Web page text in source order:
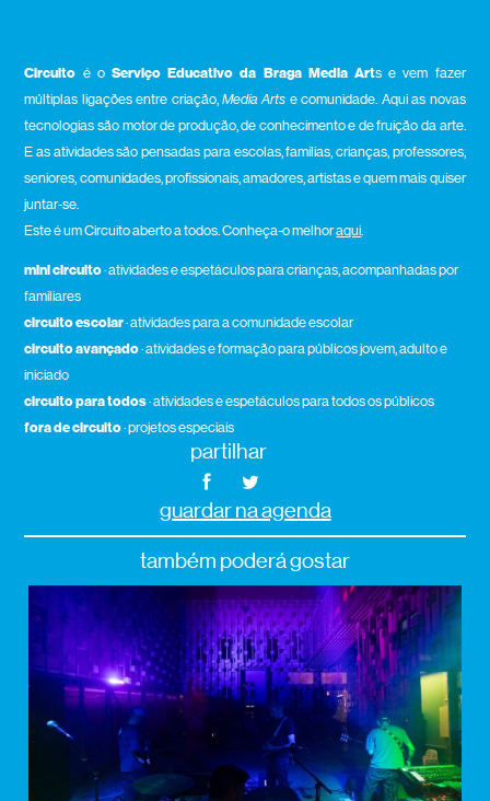
Circuito é oServiço Educativo da Braga Media Arts e vem fazer
múltiplas ligações entre criação,Media Arts e comunidade. Aqui as novas
tecnologias são motor de produção, de conhecimento e de fruição da arte.
E as atividades são pensadas para escolas, famílias, crianças, professores,
seniores, comunidades, profissionais, amadores, artistas e quem mais quiser
juntar-se.
Este é um Circuito aberto a todos. Conheça-o melhoraqui
mini circuito· atividades e espetáculos para crianças, acompanhadas por
familiares
circuito escolar· atividades para a comunidade escolar
circuito avançado· atividades e formação para públicos jovem, adulto e
iniciado
circuito para todos· atividades e espetáculos para todos os públicos
fora de circuito· projetos especiais
partilhar
guardar na agenda
também poderá gostar